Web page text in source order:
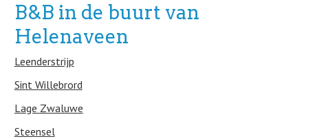
B&B in de buurt van
Helenaveen
Leenderstrijp
Sint Willebrord
Lage Zwaluwe
Steensel